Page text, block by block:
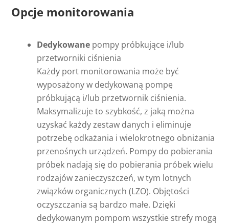
Opcje monitorowania
Dedykowane pompy próbkujące i/lub
przetworniki ciśnienia
Każdy port monitorowania może być
wyposażony w dedykowaną pompę
próbkującą i/lub przetwornik ciśnienia.
Maksymalizuje to szybkość, z jaką można
uzyskać każdy zestaw danych i eliminuje
potrzebę odkażania i wielokrotnego obniżania
przenośnych urządzeń. Pompy do pobierania
próbek nadają się do pobierania próbek wielu
rodzajów zanieczyszczeń, w tym lotnych
związków organicznych (LZO). Objętości
oczyszczania są bardzo małe. Dzięki
dedykowanym pompom wszystkie strefy mogą